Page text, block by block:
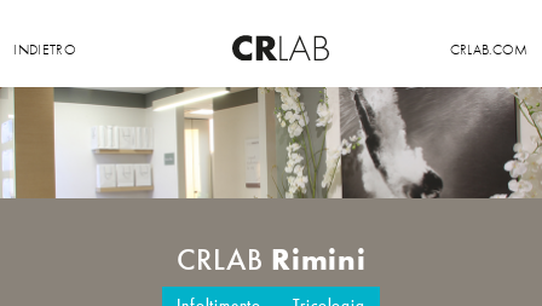
INDIETRO CRLAB.COM
CRLAB Rimini